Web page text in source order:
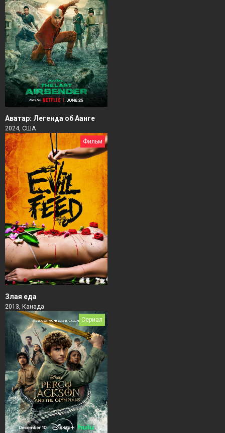
Аватар: Легенда об Аанге
2024, США
Фильм
Злая еда
2013, Канада
Сериал